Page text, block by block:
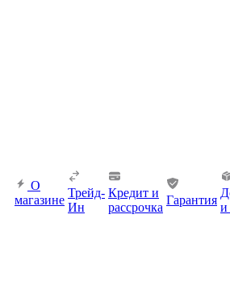
О
магазине
Трейд-
Ин
Кредит и
рассрочка
Гарантия
и